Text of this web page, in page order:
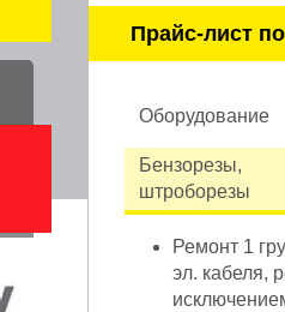
Прайс-лист
Оборудование
Бензорезы,
штроборезы
Ремонт 1
эл. кабеля,